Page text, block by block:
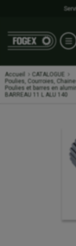
Accueil
CATALOGUE
Poulies, Courroies,
Poulies et barres en
BARREAU 11 L ALU 140